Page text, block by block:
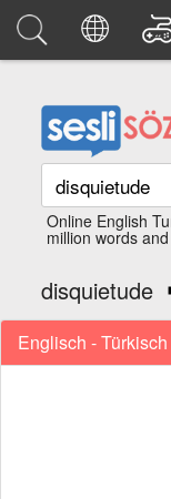
Online English
million words
disquietude
Englisch - Türkisch